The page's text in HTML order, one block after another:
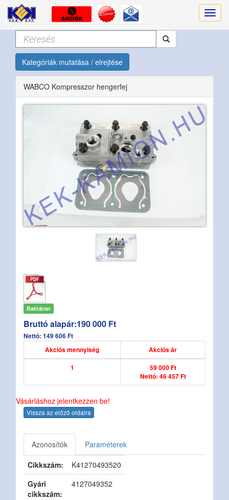
Kategóriák mutatása / elrejtése
WABCO Kompresszor hengerfej
Raktáron
Bruttó alapár:190 000 Ft
Nettó: 149 606 Ft
Akciós mennyiség
Akciós ár
1
59 000 Ft
Nettó: 46 457 Ft
Vásárláshoz jelentkezzen be!
Vissza az előző oldalra
Azonosítók
Paraméterek
Cikkszám:
K41270493520
Gyári
cikkszám:
4127049352